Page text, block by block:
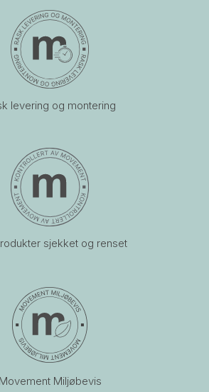
levering og montering
sjekket og renset
Movement Miljøbevis